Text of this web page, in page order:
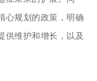
心规划的政策，明确
供维护和增长，以及